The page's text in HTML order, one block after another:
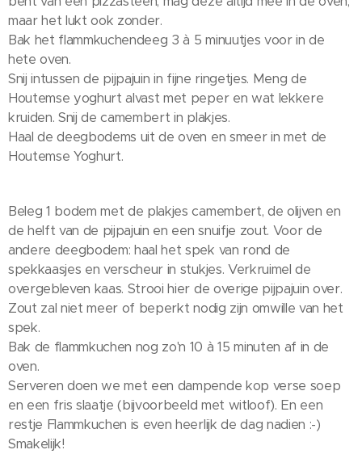
maar het lukt ook zonder.
Bak het flammkuchendeeg 3 à 5 minuutjes voor in de
hete oven.
Snij intussen de pijpajuin in fijne ringetjes. Meng de
Houtemse yoghurt alvast met peper en wat lekkere
kruiden. Snij de camembert in plakjes.
Haal de deegbodems uit de oven en smeer in met de
Houtemse Yoghurt.
Beleg 1 bodem met de plakjes camembert, de olijven en
de helft van de pijpajuin en een snuifje zout. Voor de
andere deegbodem: haal het spek van rond de
spekkaasjes en verscheur in stukjes. Verkruimel de
overgebleven kaas. Strooi hier de overige pijpajuin over.
Zout zal niet meer of beperkt nodig zijn omwille van het
spek.
Bak de flammkuchen nog zo'n 10 à 15 minuten af in de
oven.
Serveren doen we met een dampende kop verse soep
en een fris slaatje (bijvoorbeeld met witloof). En een
restje Flammkuchen is even heerlijk de dag nadien :-)
Smakelijk!